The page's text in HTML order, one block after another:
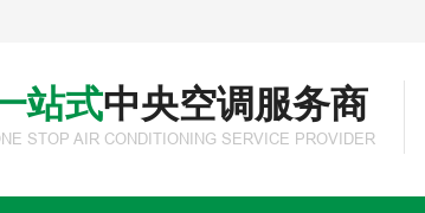
站式中央空调服务商
STOP AIR CONDITIONING SERVICE PROVIDER
解决方案 产品中心